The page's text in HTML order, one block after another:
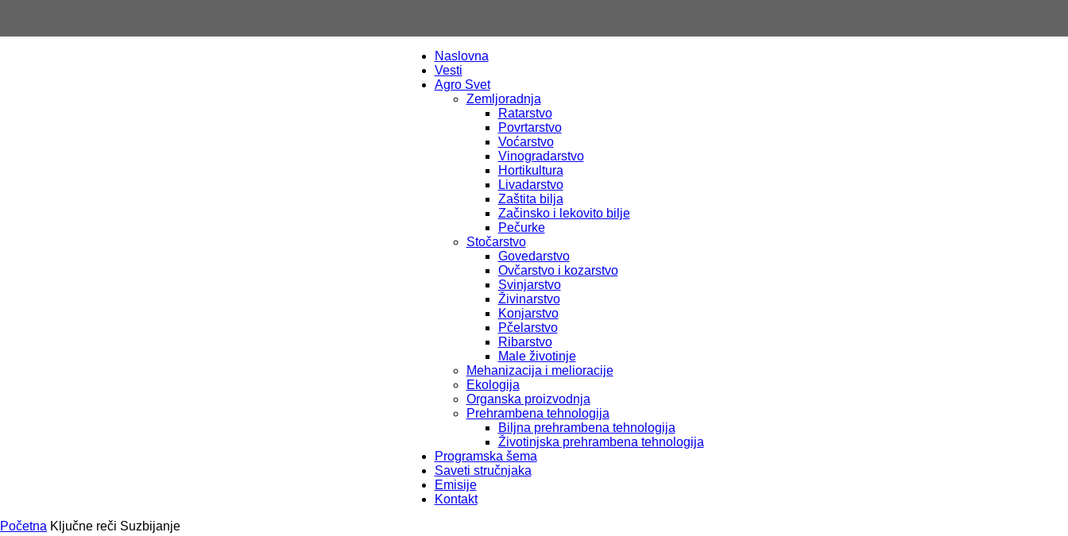
TV
Naslovna
Vesti
Agro Svet
Zemljoradnja
Ratarstvo
Povrtarstvo
Voćarstvo
Vinogradarstvo
Hortikultura
Livadarstvo
Zaštita bilja
Začinsko i lekovito bilje
Pečurke
Stočarstvo
Govedarstvo
Ovčarstvo i kozarstvo
Svinjarstvo
Živinarstvo
Konjarstvo
Pčelarstvo
Ribarstvo
Male životinje
Mehanizacija i melioracije
Ekologija
Organska proizvodnja
Prehrambena tehnologija
Biljna prehrambena tehnologija
Životinjska prehrambena tehnologija
Programska šema
Saveti stručnjaka
Emisije
Kontakt
Početna Ključne reči Suzbijanje